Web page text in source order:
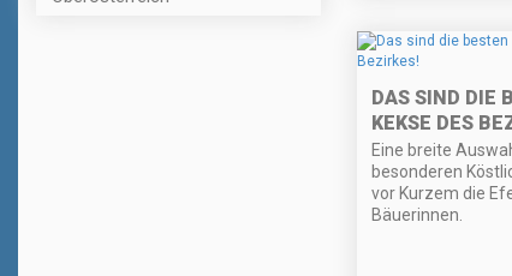
DAS SIND DIE
KEKSE DES
Eine breite
besonderen
vor Kurzem die
Bäuerinnen.